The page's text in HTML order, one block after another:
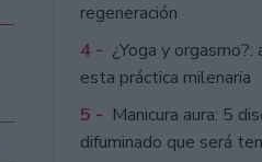
regeneración
4 - ¿Yoga y
esta práctica milenaria
5 - Manicura aura: 5
difuminado que será